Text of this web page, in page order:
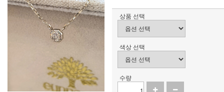
상품 선택
색상 선택
수량